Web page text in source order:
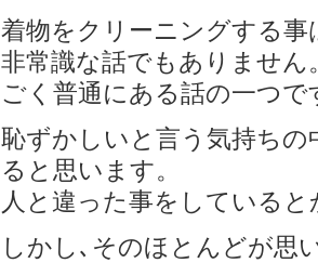
着物をクリーニングする
非常識な話でもありません
ごく普通にある話の一つで
恥ずかしいと言う気持ち
ると思います。
人と違った事をしている
しかし､そのほとんどが思